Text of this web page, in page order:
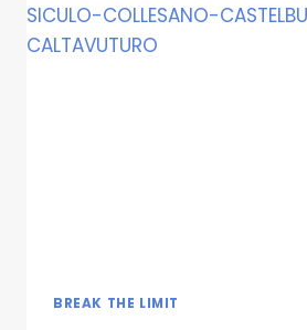
BASTA
AFFIDARSI
BREAK THE LIMIT